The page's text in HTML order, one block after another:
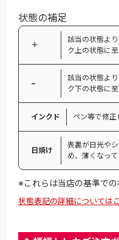
状態の補足
＋
該当の状態よ
ク上の状態に
−
該当の状態よ
ク下の状態に
インクド ペン等で修正
日焼け
表裏が日光や
め、薄くなって
※これらは当店の基準での
状態表記の詳細については